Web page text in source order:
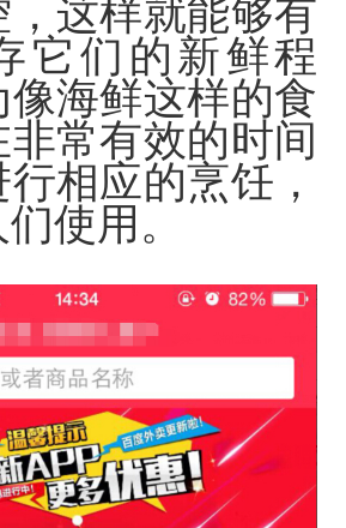
，这样就能够有
它们的新鲜程
像海鲜这样的食
常有效的时间
相应的烹饪，
使用。